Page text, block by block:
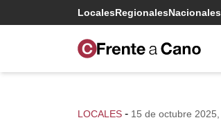
LocalesRegionalesNacionales
LOCALES - 15 de octubre